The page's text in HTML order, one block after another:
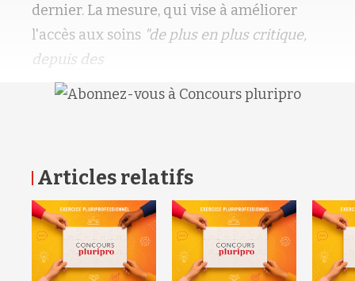
dernier. La mesure, qui vise à améliorer
l'accès aux soins "de plus en plus critique,
depuis des
Articles relatifs RETOUR HAUT DE PAGE